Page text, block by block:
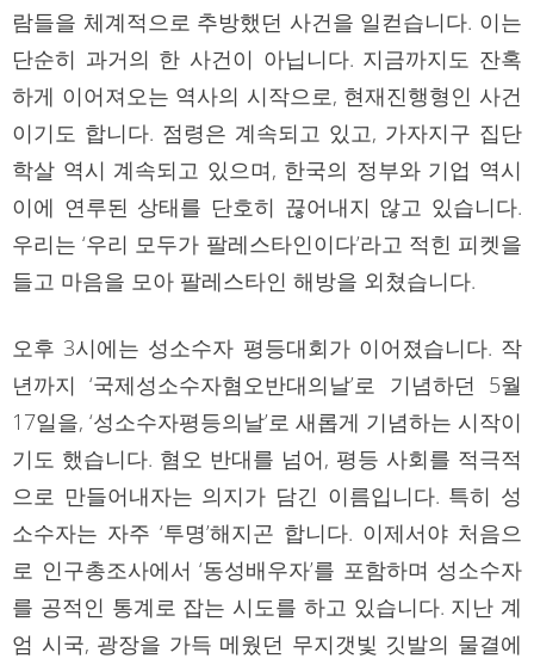
람들을 체계적으로 추방했던 사건을 일컫습니다. 이는
단순히 과거의 한 사건이 아닙니다. 지금까지도 잔혹
하게 이어져오는 역사의 시작으로, 현재진행형인 사건
이기도 합니다. 점령은 계속되고 있고, 가자지구 집단
학살 역시 계속되고 있으며, 한국의 정부와 기업 역시
이에 연루된 상태를 단호히 끊어내지 않고 있습니다.
우리는 ‘우리 모두가 팔레스타인이다’라고 적힌 피켓을
들고 마음을 모아 팔레스타인 해방을 외쳤습니다.
오후 3시에는 성소수자 평등대회가 이어졌습니다. 작
년까지 ‘국제성소수자혐오반대의날’로 기념하던 5월
17일을, ‘성소수자평등의날’로 새롭게 기념하는 시작이
기도 했습니다. 혐오 반대를 넘어, 평등 사회를 적극적
으로 만들어내자는 의지가 담긴 이름입니다. 특히 성
소수자는 자주 ‘투명’해지곤 합니다. 이제서야 처음으
로 인구총조사에서 ‘동성배우자’를 포함하며 성소수자
를 공적인 통계로 잡는 시도를 하고 있습니다. 지난 계
엄 시국, 광장을 가득 메웠던 무지갯빛 깃발의 물결에